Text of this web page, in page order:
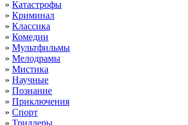
» Катастрофы
» Криминал
» Классика
» Комедии
» Мультфильмы
» Мелодрамы
» Мистика
» Научные
» Познание
» Приключения
» Спорт
» Триллеры